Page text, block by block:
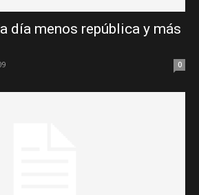
día menos república y más
0